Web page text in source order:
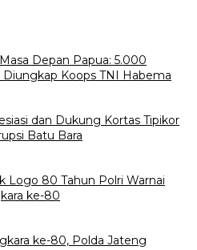
Depan Papua: 5.000
Diungkap Koops TNI Habema
dan Dukung Kortas Tipikor
Batu Bara
Logo 80 Tahun Polri Warnai
ke-80
ke-80, Polda Jateng